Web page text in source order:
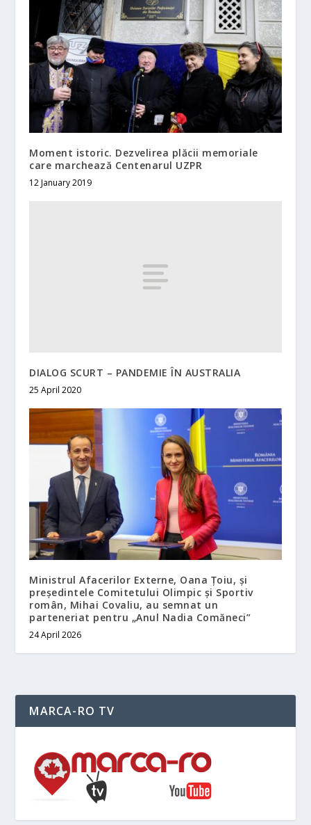
Moment istoric. Dezvelirea plăcii memoriale
care marchează Centenarul UZPR
12 January 2019
DIALOG SCURT – PANDEMIE ÎN AUSTRALIA
25 April 2020
Ministrul Afacerilor Externe, Oana Țoiu, și
președintele Comitetului Olimpic și Sportiv
român, Mihai Covaliu, au semnat un
parteneriat pentru „Anul Nadia Comăneci”
24 April 2026
MARCA-RO TV